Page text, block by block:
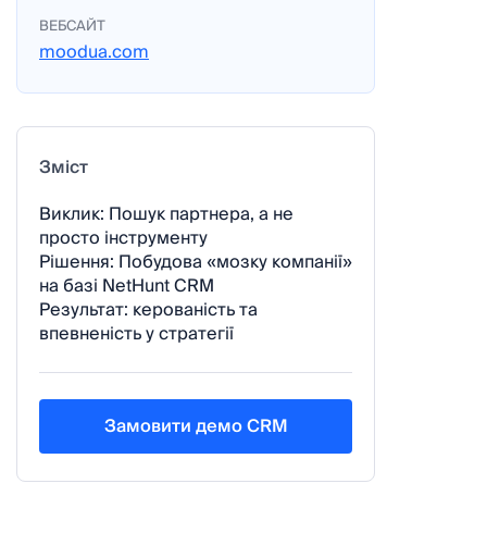
ВЕБСАЙТ
moodua.com
Зміст
Виклик: Пошук партнера, а не
просто інструменту
Рішення: Побудова «мозку компанії»
на базі NetHunt CRM
Результат: керованість та
впевненість у стратегії
Замовити демо CRM